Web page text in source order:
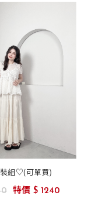
組♡(可單買)
特價 $ 1240